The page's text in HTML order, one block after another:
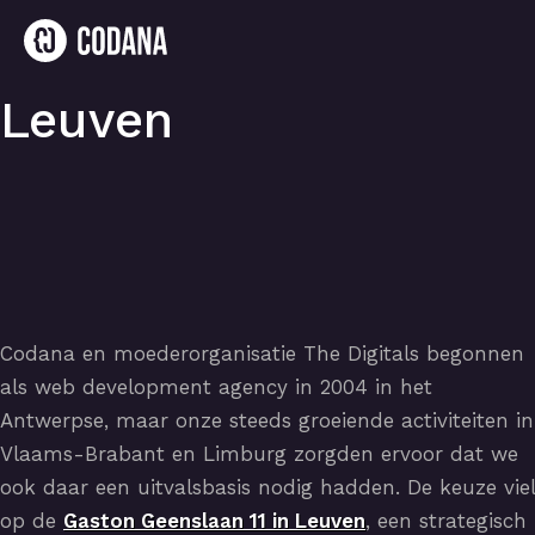
Leuven
Codana en moederorganisatie The Digitals begonnen
als web development agency in 2004 in het
Antwerpse, maar onze steeds groeiende activiteiten in
Vlaams-Brabant en Limburg zorgden ervoor dat we
ook daar een uitvalsbasis nodig hadden. De keuze viel
op de Gaston Geenslaan 11 in Leuven, een strategisch